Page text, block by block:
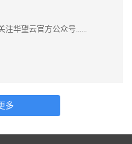
华望云官方公众号......
多